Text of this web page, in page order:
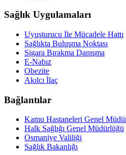
Sağlık Uygulamaları
Uyuşturucu İle Mücadele Hattı
Sağlıkta Buluşma Noktası
Sigara Bırakma Danışma
E-Nabız
Obezite
Akılcı İlaç
Bağlantılar
Kamu Hastaneleri Genel
Halk Sağlığı Genel Müdürlüğü
Osmaniye Valiliği
Sağlık Bakanlığı